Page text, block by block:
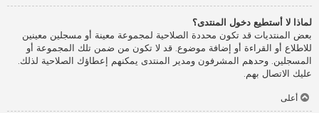
لماذا لا أستطيع دخول المنتدى؟
بعض المنتديات قد تكون محددة الصلاحية لمجموعة معينة أو مسجلين معينين
للاطلاع أو القراءة أو إضافة موضوع. قد لا تكون من ضمن تلك المجموعة أو
المسجلين. وحدهم المشرفون ومدير المنتدى يمكنهم إعطاؤك الصلاحية لذلك.
عليك الاتصال بهم.
أعلى